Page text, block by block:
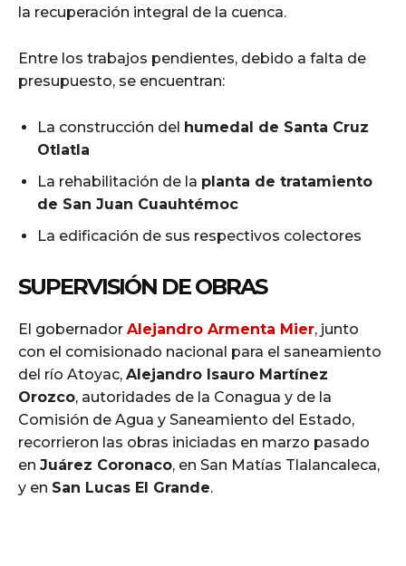
la recuperación integral de la cuenca.
Entre los trabajos pendientes, debido a falta de
presupuesto, se encuentran:
La construcción del humedal de Santa Cruz
Otlatla
La rehabilitación de la planta de tratamiento
de San Juan Cuauhtémoc
La edificación de sus respectivos colectores
SUPERVISIÓN DE OBRAS
El gobernador Alejandro Armenta Mier, junto
con el comisionado nacional para el saneamiento
del río Atoyac, Alejandro Isauro Martínez
Orozco, autoridades de la Conagua y de la
Comisión de Agua y Saneamiento del Estado,
recorrieron las obras iniciadas en marzo pasado
en Juárez Coronaco, en San Matías Tlalancaleca,
y en San Lucas El Grande.